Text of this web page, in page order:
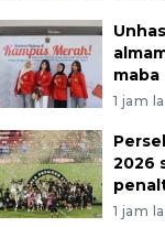
maba
1 jam
2026
1 jam